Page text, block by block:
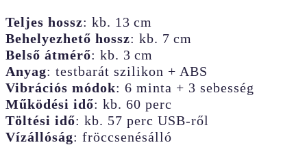
Teljes hossz: kb. 13 cm
Behelyezhető hossz: kb. 7 cm
Belső átmérő: kb. 3 cm
Anyag: testbarát szilikon + ABS
Vibrációs módok: 6 minta + 3 sebesség
Működési idő: kb. 60 perc
Töltési idő: kb. 57 perc USB-ről
Vízállóság: fröccsenésálló